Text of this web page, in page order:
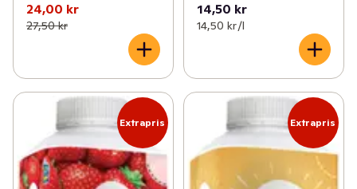
24,00 kr
27,50 kr
14,50 kr
14,50 kr /l
Extrapris Extrapris